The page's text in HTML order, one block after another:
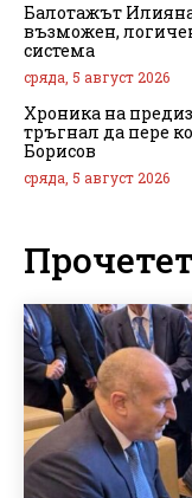
Балотажът Илияна
възможен,
система
сряда, 5 август 2026
Хроника на
тръгнал да пере
Борисов
сряда, 5 август 2026